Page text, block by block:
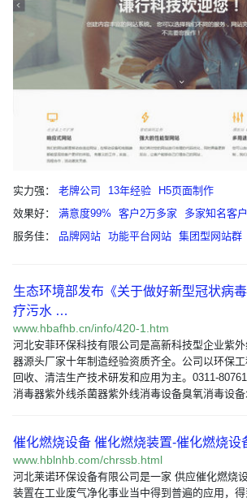
实力强： 老牌公司 13年经验
H5页面制作
效果好：
满意度99% 客户2万多家
多家知名客户
服务佳：
品牌网站 功能平台网站 集团型网站群
生态环境部发布《关于做好新型冠状病
疗污水 …
www.hbafhb.cn/info/420-1.htm
河北安菲环保科技有限公司是高新科技型企业紫
器源头厂家十年制造经验资质齐全。公司以环保
回收、清洁生产技术研发和应用为主。0311-
消毒器紫外线杀菌器紫外线消毒设备臭氧消毒设
催化燃烧设备 催化燃烧装置-催化燃烧设
www.hblnhb.com/chrssb.html
河北莱诺环保设备有限公司是一家 供应催化燃烧
装置在工业废气净化事业当中得到普遍的应用，